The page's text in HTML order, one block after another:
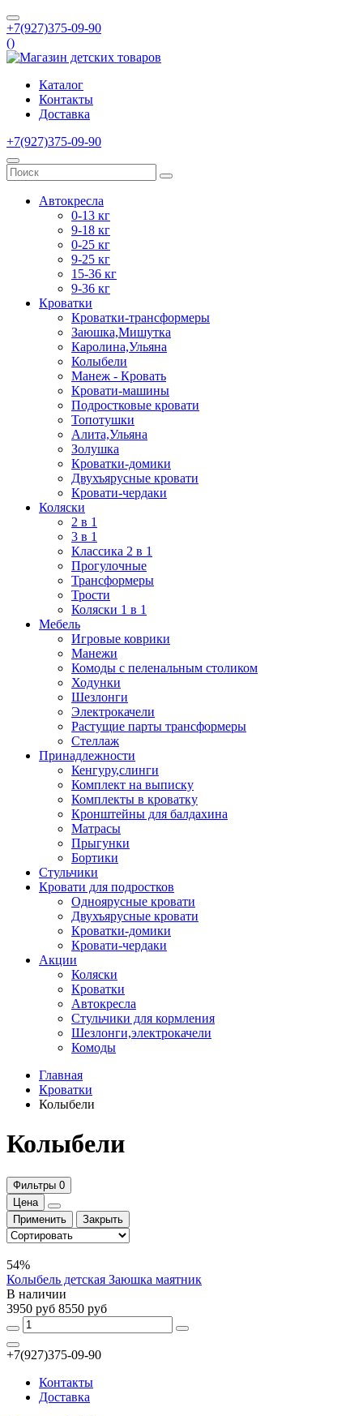
+7(927)375-09-90
()
Каталог
Контакты
Доставка
+7(927)375-09-90
Автокресла
0-13 кг
9-18 кг
0-25 кг
9-25 кг
15-36 кг
9-36 кг
Кроватки
Кроватки-трансформеры
Заюшка,Мишутка
Каролина,Ульяна
Колыбели
Манеж - Кровать
Кровати-машины
Подростковые кровати
Топотушки
Алита,Ульяна
Золушка
Кроватки-домики
Двухъярусные кровати
Кровати-чердаки
Коляски
2 в 1
3 в 1
Классика 2 в 1
Прогулочные
Трансформеры
Трости
Коляски 1 в 1
Мебель
Игровые коврики
Манежи
Комоды с пеленальным столиком
Ходунки
Шезлонги
Электрокачели
Растущие парты трансформеры
Стеллаж
Принадлежности
Кенгуру,слинги
Комплект на выписку
Комплекты в кроватку
Кронштейны для балдахина
Матрасы
Прыгунки
Бортики
Стульчики
Кровати для подростков
Одноярусные кровати
Двухъярусные кровати
Кроватки-домики
Кровати-чердаки
Акции
Коляски
Кроватки
Автокресла
Стульчики для кормления
Шезлонги,электрокачели
Комоды
Главная
Кроватки
Колыбели
Колыбели
Фильтры 0
Цена
Применить
Закрыть
54%
Колыбель детская Заюшка маятник
В наличии
3950 руб 8550 руб
+7(927)375-09-90
Контакты
Доставка